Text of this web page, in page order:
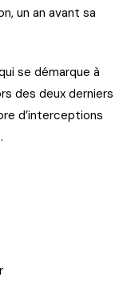
un an avant sa
se démarque à
des deux derniers
d’interceptions